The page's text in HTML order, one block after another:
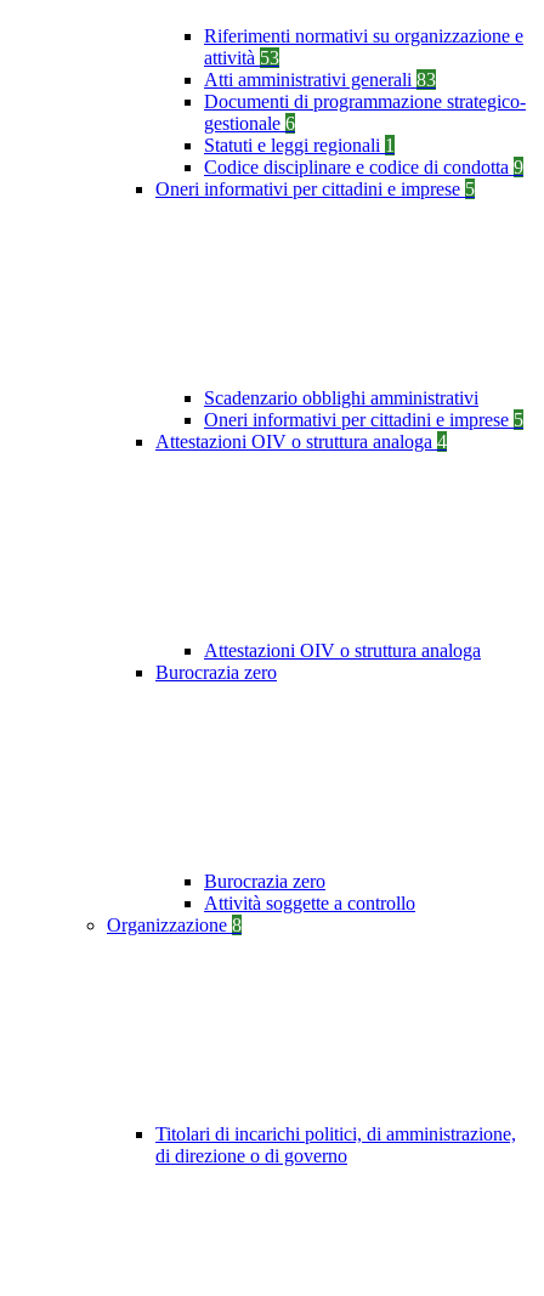
Riferimenti normativi su organizzazione e
attività 53
Atti amministrativi generali 83
Documenti di programmazione strategico-
gestionale 6
Statuti e leggi regionali 1
Codice disciplinare e codice di condotta 9
Oneri informativi per cittadini e imprese 5
Scadenzario obblighi amministrativi
Oneri informativi per cittadini e imprese 5
Attestazioni OIV o struttura analoga 4
Attestazioni OIV o struttura analoga
Burocrazia zero
Burocrazia zero
Attività soggette a controllo
Organizzazione 8
Titolari di incarichi politici, di amministrazione,
di direzione o di governo